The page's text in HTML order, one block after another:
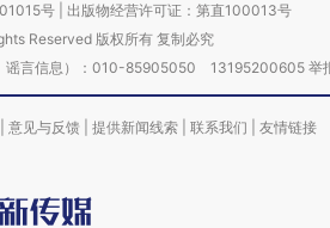
号| 出版物经营许可证：第直100013号
Reserved 版权所有 复制必究
谣言信息）：010-85905050 13195200605 举
意见与反馈 提供新闻线索 联系我们 友情链接